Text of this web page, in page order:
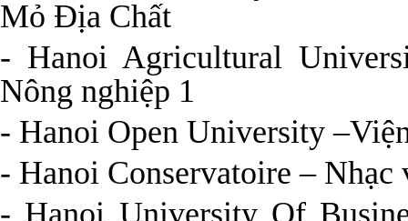
Mỏ Địa Chất
- Hanoi Agricultural
Nông nghiệp 1
- Hanoi Open University
- Hanoi Conservatoire –
- Hanoi University Of